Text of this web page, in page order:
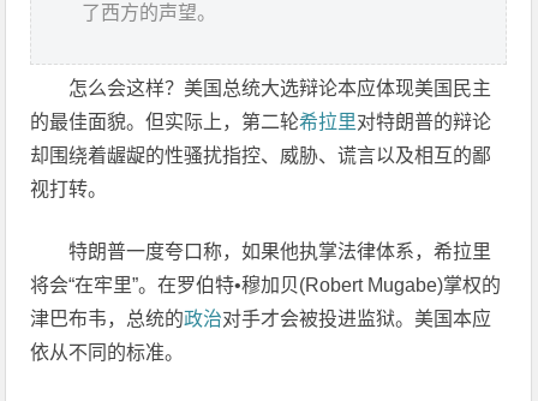
了西方的声望。
怎么会这样？美国总统大选辩论本应体现美国民主
的最佳面貌。但实际上，第二轮希拉里对特朗普的辩论
却围绕着龌龊的性骚扰指控、威胁、谎言以及相互的鄙
视打转。
特朗普一度夸口称，如果他执掌法律体系，希拉里
将会“在牢里”。在罗伯特•穆加贝(Robert Mugabe)掌权的
津巴布韦，总统的政治对手才会被投进监狱。美国本应
依从不同的标准。